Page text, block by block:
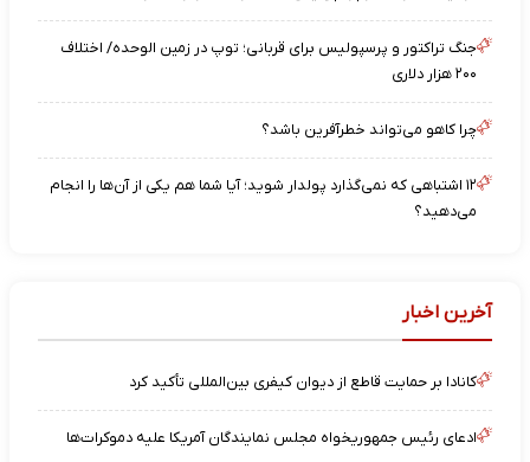
جنگ تراکتور و پرسپولیس برای قربانی؛ توپ در زمین الوحده/ اختلاف
۲۰۰ هزار دلاری
چرا کاهو می‌تواند خطرآفرین باشد؟
۱۲ اشتباهی که نمی‌گذارد پولدار شوید؛ آیا شما هم یکی از آن‌ها را انجام
می‌دهید؟
آخرین اخبار
کانادا بر حمایت قاطع از دیوان کیفری بین‌المللی تأکید کرد
ادعای رئیس جمهوریخواه مجلس نمایندگان آمریکا علیه دموکرات‌ها